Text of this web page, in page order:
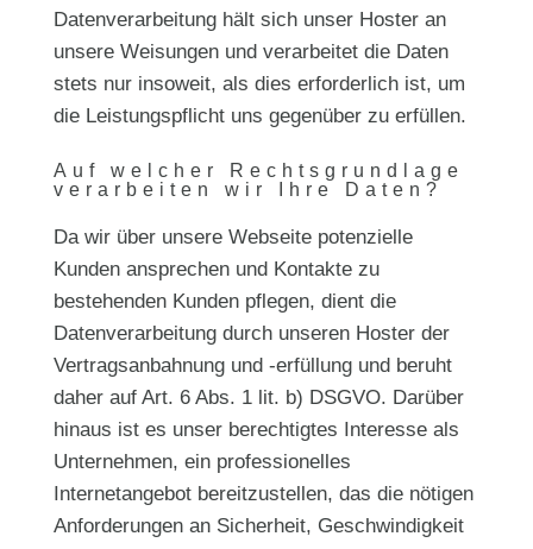
Datenverarbeitung hält sich unser Hoster an
unsere Weisungen und verarbeitet die Daten
stets nur insoweit, als dies erforderlich ist, um
die Leistungspflicht uns gegenüber zu erfüllen.
Auf welcher Rechtsgrundlage
verarbeiten wir Ihre Daten?
Da wir über unsere Webseite potenzielle
Kunden ansprechen und Kontakte zu
bestehenden Kunden pflegen, dient die
Datenverarbeitung durch unseren Hoster der
Vertragsanbahnung und -erfüllung und beruht
daher auf Art. 6 Abs. 1 lit. b) DSGVO. Darüber
hinaus ist es unser berechtigtes Interesse als
Unternehmen, ein professionelles
Internetangebot bereitzustellen, das die nötigen
Anforderungen an Sicherheit, Geschwindigkeit